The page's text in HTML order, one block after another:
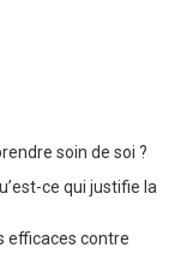
soin de soi ?
ce qui justifie la
efficaces contre